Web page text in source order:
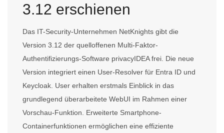
3.12 erschienen
Das IT-Security-Unternehmen NetKnights gibt die
Version 3.12 der quelloffenen Multi-Faktor-
Authentifizierungs-Software privacyIDEA frei. Die neue
Version integriert einen User-Resolver für Entra ID und
Keycloak. User erhalten erstmals Einblick in das
grundlegend überarbeitete WebUI im Rahmen einer
Vorschau-Funktion. Erweiterte Smartphone-
Containerfunktionen ermöglichen eine effiziente